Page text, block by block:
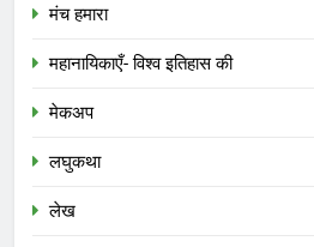
मंच हमारा
महानायिकाएँ- विश्व इतिहास की
मेकअप
लघुकथा
लेख